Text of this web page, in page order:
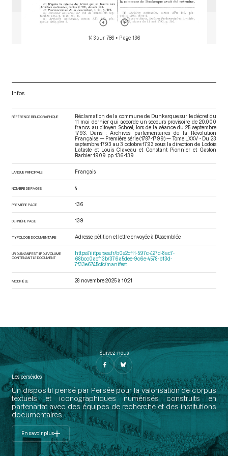
143 sur 786 • Page 136
Infos
RÉFÉRENCE BIBLIOGRAPHIQUE
Réclamation de la commune de Dunkerque sur le décret du
11 mai dernier qui accorde un secours provisoire de 20.000
francs au citoyen Schœl, lors de la séance du 25 septembre
1793. Dans : Archives parlementaires de la Révolution
Française — Première série (1787-1799) — Tome LXXV - Du 23
septembre 1793 au 3 octobre 1793 , sous la direction de Lodoïs
Lataste et Louis Claveau et Constant Pionnier et Gaston
Barbier. 1909. pp. 136-139.
LANGUE PRINCIPALE Français
NOMBRE DE PAGES 4
PREMIÈRE PAGE 136
DERNIÈRE PAGE 139
TYPOLOGIE DOCUMENTAIRE Adresse, pétition et lettre envoyée à l’Assemblée
URI DU MANIFEST IIIF DU VOLUME
CONTENANT LE DOCUMENT
https://iiif.persee.fr/b0e2cf11-597c-427d-8ac7-
68bcc0acf13b/376a5dee-9c6e-4578-b13d-
7f33e6745cfc/manifest
MODIFIÉ LE 28 novembre 2025 à 10:21
Suivez-nous
Les perséides
Un dispositif pensé par Persée pour la valorisation de corpus
textuels et iconographiques numérisés construits en
partenariat avec des équipes de recherche et des institutions
documentaires.
En savoir plus